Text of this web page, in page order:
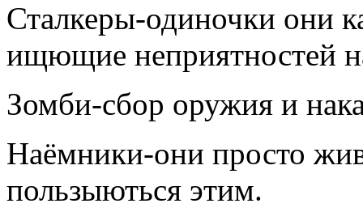
Сталкеры-одиночки они
ищющие неприятностей
Зомби-сбор оружия и
Наёмники-они просто
пользыються этим.